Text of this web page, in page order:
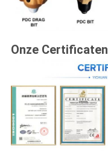
Onze Certificaten